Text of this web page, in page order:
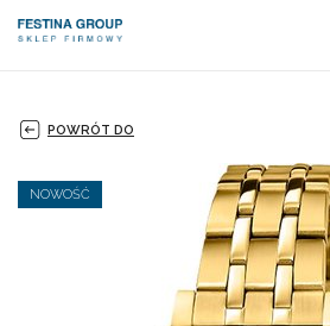
POWRÓT DO
NOWOŚĆ